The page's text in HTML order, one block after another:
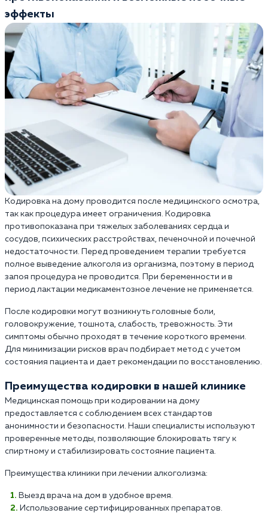
эффекты
Кодировка на дому проводится после медицинского осмотра,
так как процедура имеет ограничения. Кодировка
противопоказана при тяжелых заболеваниях сердца и
сосудов, психических расстройствах, печеночной и почечной
недостаточности. Перед проведением терапии требуется
полное выведение алкоголя из организма, поэтому в период
запоя процедура не проводится. При беременности и в
период лактации медикаментозное лечение не применяется.
После кодировки могут возникнуть головные боли,
головокружение, тошнота, слабость, тревожность. Эти
симптомы обычно проходят в течение короткого времени.
Для минимизации рисков врач подбирает метод с учетом
состояния пациента и дает рекомендации по восстановлению.
Преимущества кодировки в нашей клинике
Медицинская помощь при кодировании на дому
предоставляется с соблюдением всех стандартов
анонимности и безопасности. Наши специалисты используют
проверенные методы, позволяющие блокировать тягу к
спиртному и стабилизировать состояние пациента.
Преимущества клиники при лечении алкоголизма:
Выезд врача на дом в удобное время.
Использование сертифицированных препаратов.